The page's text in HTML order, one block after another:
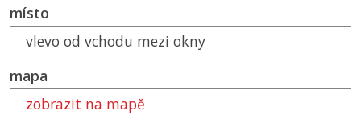
místo
vlevo od vchodu mezi okny
mapa
zobrazit na mapě